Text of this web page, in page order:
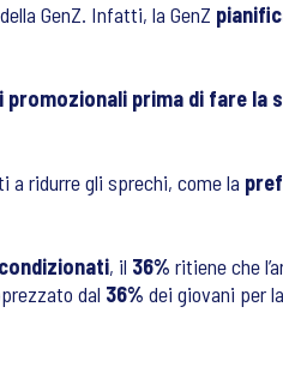
GenZ. Infatti, la GenZ
prima di fare la
ridurre gli sprechi, come la
, il 36% ritiene che
dal 36% dei giovani per